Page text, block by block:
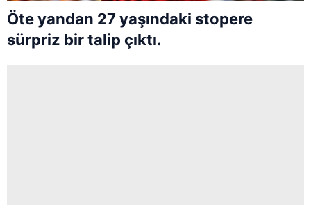
Öte yandan 27 yaşındaki stopere
sürpriz bir talip çıktı.